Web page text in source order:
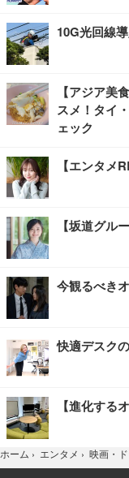
10G光回線
【アジア美
スメ！タイ
ェック
【エンタメ
【坂道グル
今観るべき
快適デスク
【進化する
ホーム › エンタメ › 映画・